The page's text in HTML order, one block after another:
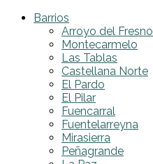
Barrios
Arroyo del Fresno
Montecarmelo
Las Tablas
Castellana Norte
El Pardo
El Pilar
Fuencarral
Fuentelarreyna
Mirasierra
Peñagrande